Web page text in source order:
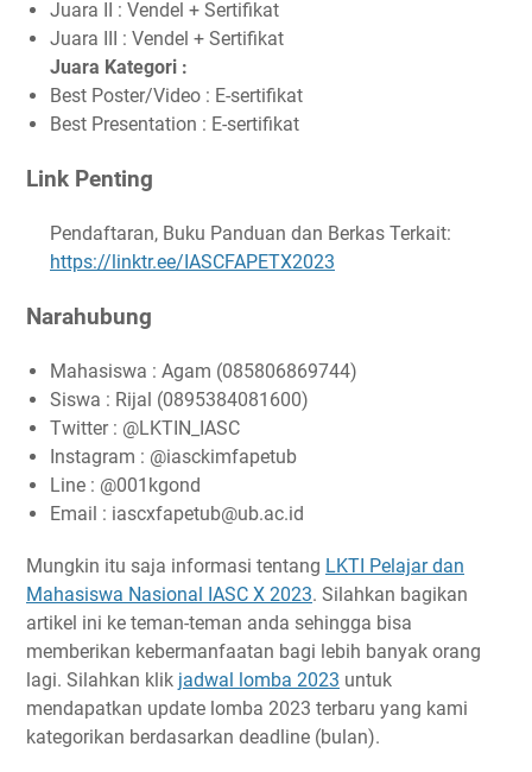
Juara II : Vendel + Sertifikat
Juara III : Vendel + Sertifikat
Juara Kategori :
Best Poster/Video : E-sertifikat
Best Presentation : E-sertifikat
Link Penting
Pendaftaran, Buku Panduan dan Berkas Terkait:
https://linktr.ee/IASCFAPETX2023
Narahubung
Mahasiswa : Agam (085806869744)
Siswa : Rijal (0895384081600)
Twitter : @LKTIN_IASC
Instagram : @iasckimfapetub
Line : @001kgond
Email : iascxfapetub@ub.ac.id
Mungkin itu saja informasi tentang LKTI Pelajar dan
Mahasiswa Nasional IASC X 2023. Silahkan bagikan
artikel ini ke teman-teman anda sehingga bisa
memberikan kebermanfaatan bagi lebih banyak orang
lagi. Silahkan klik jadwal lomba 2023 untuk
mendapatkan update lomba 2023 terbaru yang kami
kategorikan berdasarkan deadline (bulan).